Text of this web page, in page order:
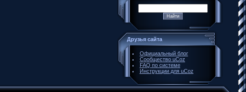
Друзья сайта
Официальный блог
Сообщество uCoz
FAQ по системе
Инструкции для uCoz